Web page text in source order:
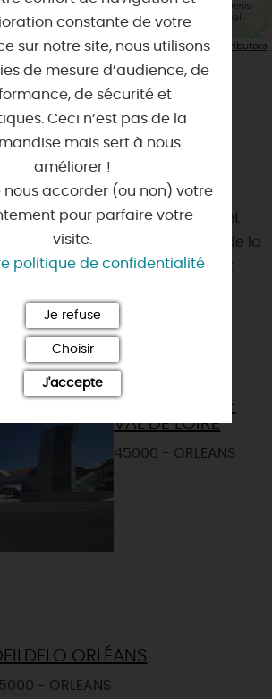
Leaflet| Map data ©OpenStreetMap contributors
AIMEREZ AUSSI
LA GABARE
- ORLEANS
séjour à Orléans, Ville d'Art et
d'Histoire et aujourd'hui capitale de la
Centre-Val de Loire, se doit
FRAC CENTRE-
VAL DE LOIRE
45000 - ORLEANS
ORLÉANS
- ORLEANS
constante de votre
sur notre site, nous utilisons
de mesure d’audience, de
de sécurité et
Ceci n’est pas de la
mais sert à nous
améliorer !
nous accorder (ou non) votre
pour parfaire votre
visite.
politique de confidentialité
Je refuse
Choisir
J'accepte